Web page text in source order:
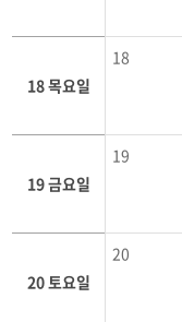
18 목요일
18
19 금요일
19
20 토요일
20